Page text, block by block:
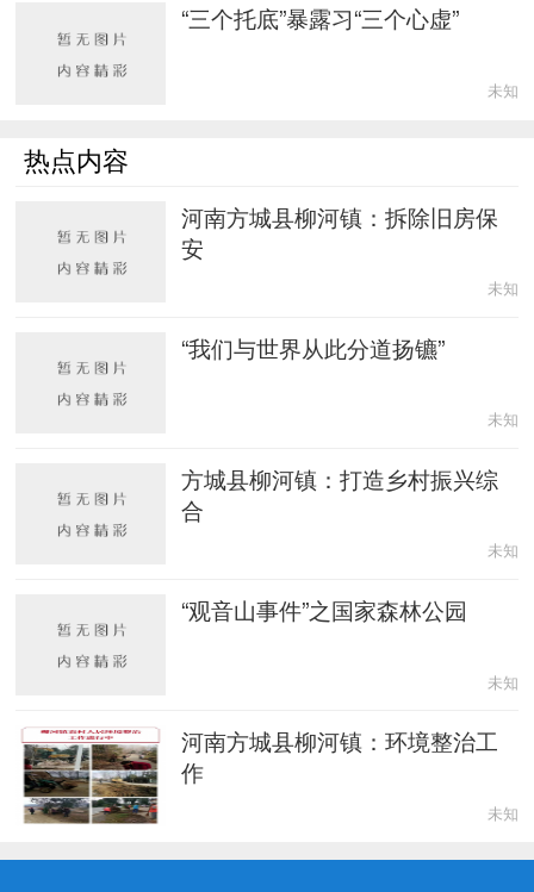
“三个托底”暴露习“三个心虚”
未知
热点内容
河南方城县柳河镇：拆除旧房保
安
未知
“我们与世界从此分道扬镳”
未知
方城县柳河镇：打造乡村振兴综
合
未知
“观音山事件”之国家森林公园
未知
河南方城县柳河镇：环境整治工
作
未知